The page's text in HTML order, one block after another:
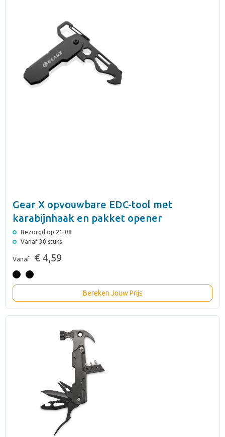
Gear X opvouwbare EDC-tool met
karabijnhaak en pakket opener
Bezorgd op 21-08
Vanaf 30 stuks
Vanaf € 4,59
Bereken Jouw Prijs